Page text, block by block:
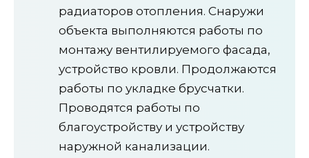
радиаторов отопления. Снаружи
объекта выполняются работы по
монтажу вентилируемого фасада,
устройство кровли. Продолжаются
работы по укладке брусчатки.
Проводятся работы по
благоустройству и устройству
наружной канализации.